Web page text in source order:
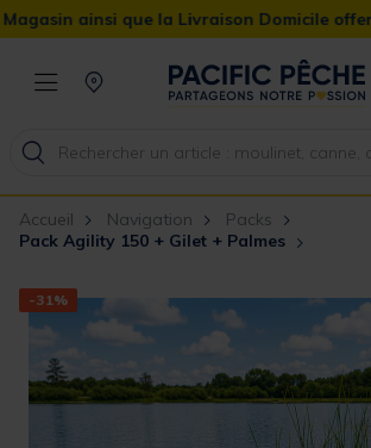
la Livraison Domicile offerte dès 90€
Accueil Navigation
Packs
Pack Agility 150 + Gilet + Palmes
-31%